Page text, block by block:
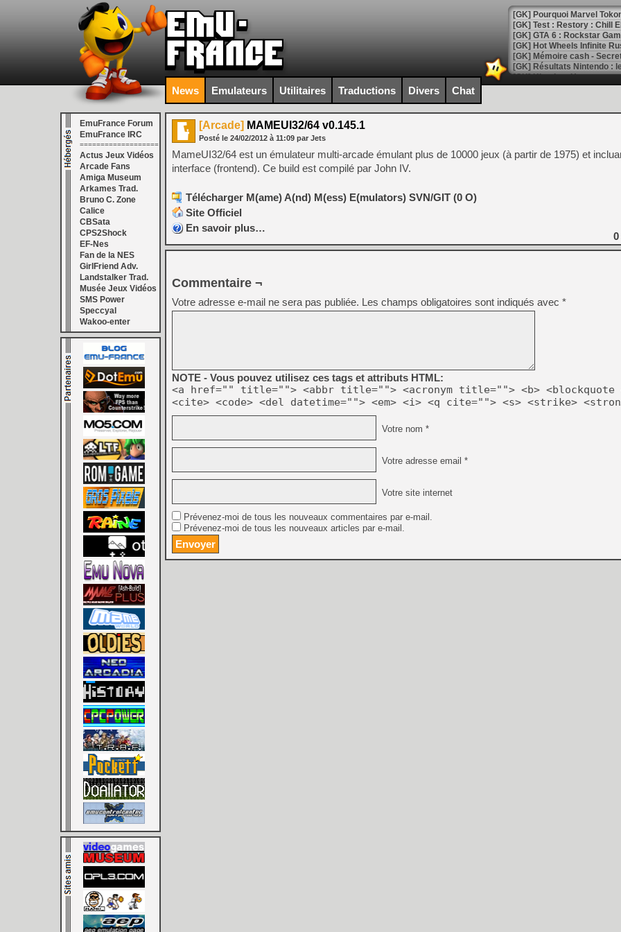
[GK] Pourquoi Marvel
[GK] Test : Restory : Chill
[GK] GTA 6 : Rockstar
[GK] Hot Wheels Infinite
[GK] Mémoire cash -
[GK] Résultats Nintendo :
[GK] Déjà des
[Mo5] Brickboy cherche à
[GK] Minecraft et ses «
[GK] Beast of
[GK] Ubisoft : fin de partie
[GK] Mémoire cash -
[GK] Dan Houser (GTA)
[GK] Comment EA Sports
[GK] Crimson Moon : un
[GK] Isle of Reveries : le
[GK] Moonlighter 2 : The
[GK] Capcom relance
[Mo5] Deux inédits du
[GK] Le beat'em up The
[GK] Endless Legend 2 :
[LS] [PS5] Le WebKit
[GK] Oubliez Crazy Taxi,
[LS] [Switch] NSZ 5.0.0
[GK] No More Room in
[GK] Un chatbot Atelier
[GK] Mémoire cash -
[GK] Nvidia : le prix des
[GK] Suikoden Star Leap
[Mo5] La mini borne
News Emulateurs Utilitaires Traductions Divers Chat
EmuFrance Forum
EmuFrance IRC
===================
Actus Jeux Vidéos
Arcade Fans
Amiga Museum
Arkames Trad.
Bruno C. Zone
Calice
CBSata
CPS2Shock
EF-Nes
Fan de la NES
GirlFriend Adv.
Landstalker Trad.
Musée Jeux Vidéos
SMS Power
Speccyal
Wakoo-enter
[Arcade] MAMEUI32/64 v0.145.1
Posté le 24/02/2012 à 11:09 par Jets
MameUI32/64 est un émulateur multi-arcade émulant plus de 10000 jeux (à partir de 1975) et
interface (frontend). Ce build est compilé par John IV.
Télécharger M(ame) A(nd) M(ess) E(mulators) SVN/GIT (0 O)
Site Officiel
En savoir plus…
0
Commentaire ¬
Votre adresse e-mail ne sera pas publiée. Les champs obligatoires sont indiqués avec *
NOTE - Vous pouvez utilisez ces tags et attributs HTML:
<a href="" title=""> <abbr title=""> <acronym title=""> <b> <blockquote
<cite> <code> <del datetime=""> <em> <i> <q cite=""> <s> <strike>
Votre nom *
Votre adresse email *
Votre site internet
Prévenez-moi de tous les nouveaux commentaires par e-mail.
Prévenez-moi de tous les nouveaux articles par e-mail.